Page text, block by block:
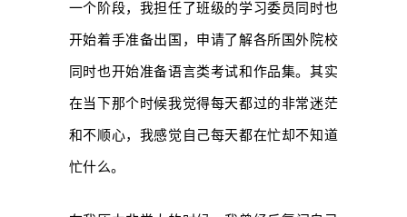
一个阶段，我担任了班级的学习委员同时也
开始着手准备出国，申请了解各所国外院校
同时也开始准备语言类考试和作品集。其实
在当下那个时候我觉得每天都过的非常迷茫
和不顺心，我感觉自己每天都在忙却不知道
忙什么。